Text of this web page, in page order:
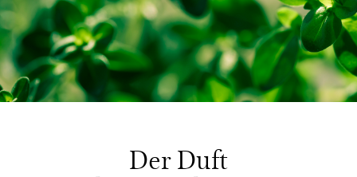
Der Duft